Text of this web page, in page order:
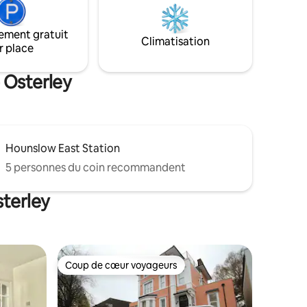
de
et
Elizabeth, Piccadilly et Central. Dorothy
dispose du chauffage central, d'un poêle
à bois, de la télévision, du Wi-Fi, d'une
cuisine, d'une douche, de 2 toilettes, de
salon.
gratuit
place
Climatisation
Hounslow East Station
5 personnes du coin recommandent
Coup de cœur voyageurs
Coup de cœur voyageurs